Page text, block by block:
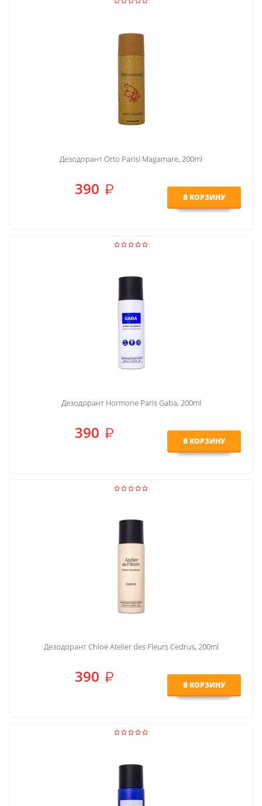
Дезодорант Orto Parisi Magamare, 200ml
390 В КОРЗИНУ
Дезодорант Hormone Paris Gaba, 200ml
390 В КОРЗИНУ
Дезодорант Chloe Atelier des Fleurs Cedrus, 200ml
390 В КОРЗИНУ